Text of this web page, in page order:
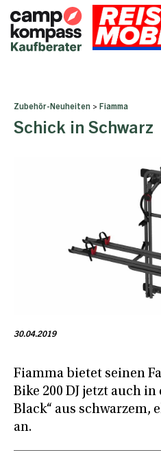
Zubehör-Neuheiten > Fiamma
Schick in Schwarz
30.04.2019
Fiamma bietet seinen
Bike 200 DJ jetzt auch
Black“ aus
an.